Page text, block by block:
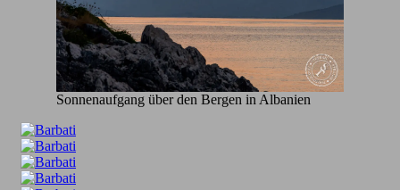
Sonnenaufgang über den Bergen in Albanien